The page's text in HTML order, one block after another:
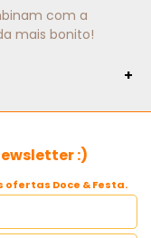
com a
mais bonito!
:)
Doce & Festa.